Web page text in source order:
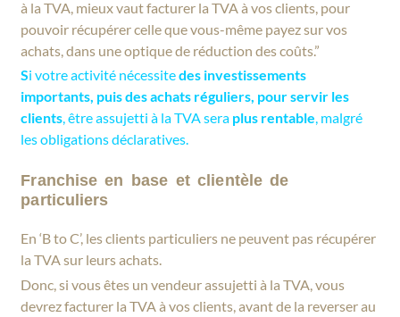
à la TVA, mieux vaut facturer la TVA à vos clients, pour
pouvoir récupérer celle que vous-même payez sur vos
achats, dans une optique de réduction des coûts.”
Si votre activité nécessitedes investissements
importants, puis des achats réguliers, pour servir les
clients, être assujetti à la TVA sera plus rentable, malgré
les obligations déclaratives.
Franchise en base et clientèle de
particuliers
En ‘B to C’, les clients particuliers ne peuvent pas récupérer
la TVA sur leurs achats.
Donc, si vous êtes un vendeur assujetti à la TVA, vous
devrez facturer la TVA à vos clients, avant de la reverser au